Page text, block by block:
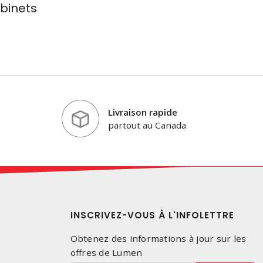
Livraison rapide
partout au Canada
INSCRIVEZ-VOUS À L'INFOLETTRE
Obtenez des informations à jour sur les
offres de Lumen